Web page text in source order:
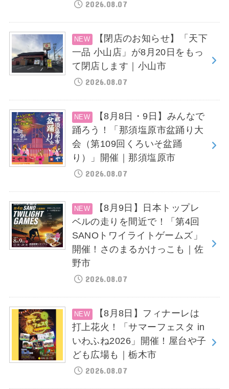
2026.08.07
【閉店のお知らせ】「天下
一品 小山店」が8月20日をもっ
て閉店します｜小山市
2026.08.07
【8月8日・9日】みんなで
踊ろう！「那須塩原市盆踊り大
会（第109回くろいそ盆踊
り）」開催｜那須塩原市
2026.08.07
【8月9日】日本トップレ
ベルの走りを間近で！「第4回
SANOトワイライトゲームズ」
開催！さのまるかけっこも｜佐
野市
2026.08.07
【8月8日】フィナーレは
打上花火！「サマーフェスタ in
いわふね2026」開催！屋台や子
ども広場も｜栃木市
2026.08.07